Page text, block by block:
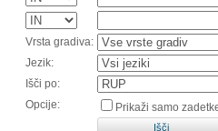
Vrsta gradiva:
Jezik:
Išči po:
Opcije:
Prikaži samo